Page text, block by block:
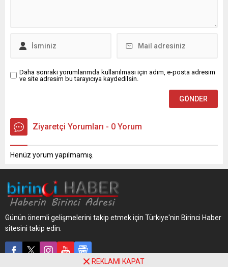
Daha sonraki yorumlarımda kullanılması için adım, e-posta adresim
ve site adresim bu tarayıcıya kaydedilsin.
Ziyaretçi Yorumları - 0 Yorum
Henüz yorum yapılmamış.
Günün önemli gelişmelerini takip etmek için Türkiye'nin Birinci Haber
sitesini takip edin.
REKLAMI KAPAT